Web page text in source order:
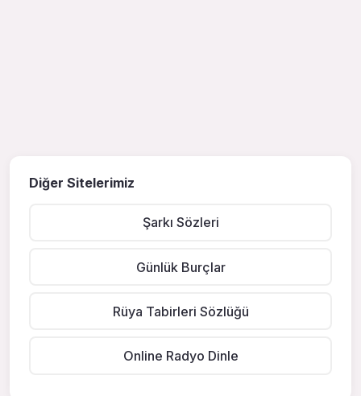
Diğer Sitelerimiz
Şarkı Sözleri
Günlük Burçlar
Rüya Tabirleri Sözlüğü
Online Radyo Dinle